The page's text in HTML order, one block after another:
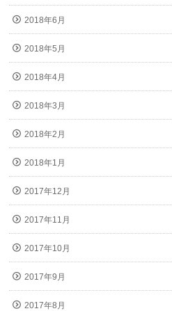
2018年6月
2018年5月
2018年4月
2018年3月
2018年2月
2018年1月
2017年12月
2017年11月
2017年10月
2017年9月
2017年8月